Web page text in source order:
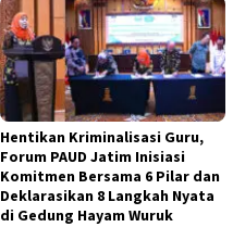
Hentikan Kriminalisasi Guru,
Forum PAUD Jatim Inisiasi
Komitmen Bersama 6 Pilar dan
Deklarasikan 8 Langkah Nyata
di Gedung Hayam Wuruk